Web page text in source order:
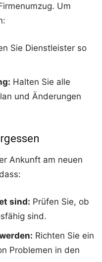
Um
Sie Dienstleister so
Halten Sie alle
und Änderungen
Ankunft am neuen
sind: Prüfen Sie, ob
sind.
Richten Sie ein
Problemen in den